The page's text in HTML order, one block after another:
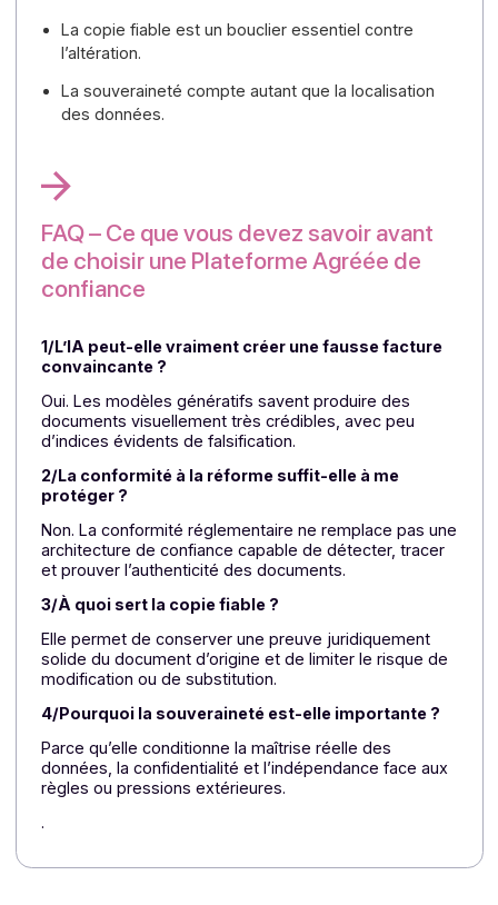
Une architecture de confiance complète
fiablesécurise l’authenticité tandis que lapiste
d’audit fiable
l’infrastructure souveraine
des données et la
plateforme de confiance cohérente, crédible et
actionnable.
⏩Parlez à un expert Docoon — qualification en 30
4 points clés à retenir :
crédibles qu’avant.
La conformité seule ne protège pas contre la
documentaire.
La copie fiable est un bouclier essentiel contre
La souveraineté compte autant que la localisation
des données.